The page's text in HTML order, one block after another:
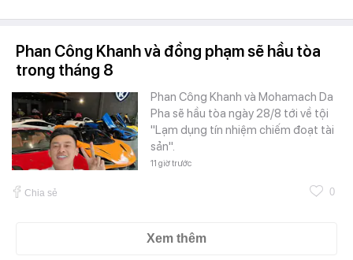
Phan Công Khanh và đồng phạm sẽ hầu tòa
trong tháng 8
Phan Công Khanh và Mohamach Da
Pha sẽ hầu tòa ngày 28/8 tới về tội
"Lạm dụng tín nhiệm chiếm đoạt tài
sản".
11 giờ trước
Chia sẻ 0
Xem thêm